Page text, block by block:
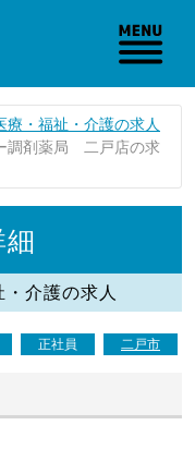
療・福祉・介護の求人
調剤薬局 二戸店の求
介護の求人
正社員 二戸市